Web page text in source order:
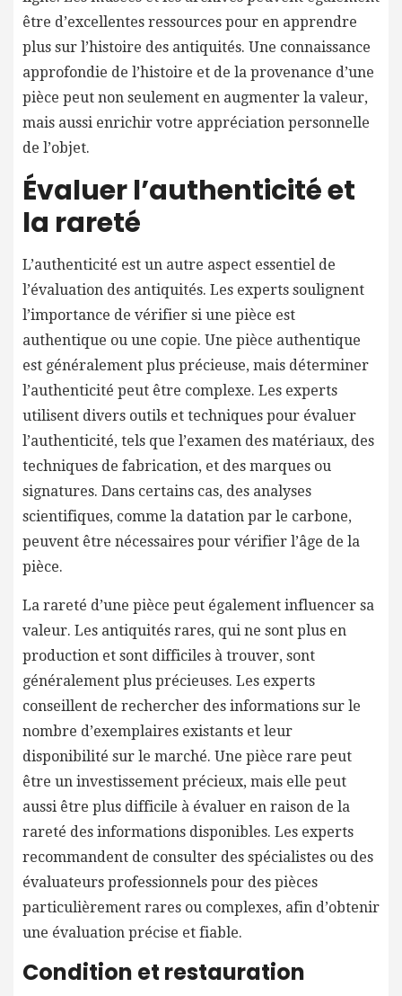
être d’excellentes ressources pour en apprendre
plus sur l’histoire des antiquités. Une connaissance
approfondie de l’histoire et de la provenance d’une
pièce peut non seulement en augmenter la valeur,
mais aussi enrichir votre appréciation personnelle
de l’objet.
Évaluer l’authenticité et
la rareté
L’authenticité est un autre aspect essentiel de
l’évaluation des antiquités. Les experts soulignent
l’importance de vérifier si une pièce est
authentique ou une copie. Une pièce authentique
est généralement plus précieuse, mais déterminer
l’authenticité peut être complexe. Les experts
utilisent divers outils et techniques pour évaluer
l’authenticité, tels que l’examen des matériaux, des
techniques de fabrication, et des marques ou
signatures. Dans certains cas, des analyses
scientifiques, comme la datation par le carbone,
peuvent être nécessaires pour vérifier l’âge de la
pièce.
La rareté d’une pièce peut également influencer sa
valeur. Les antiquités rares, qui ne sont plus en
production et sont difficiles à trouver, sont
généralement plus précieuses. Les experts
conseillent de rechercher des informations sur le
nombre d’exemplaires existants et leur
disponibilité sur le marché. Une pièce rare peut
être un investissement précieux, mais elle peut
aussi être plus difficile à évaluer en raison de la
rareté des informations disponibles. Les experts
recommandent de consulter des spécialistes ou des
évaluateurs professionnels pour des pièces
particulièrement rares ou complexes, afin d’obtenir
une évaluation précise et fiable.
Condition et restauration